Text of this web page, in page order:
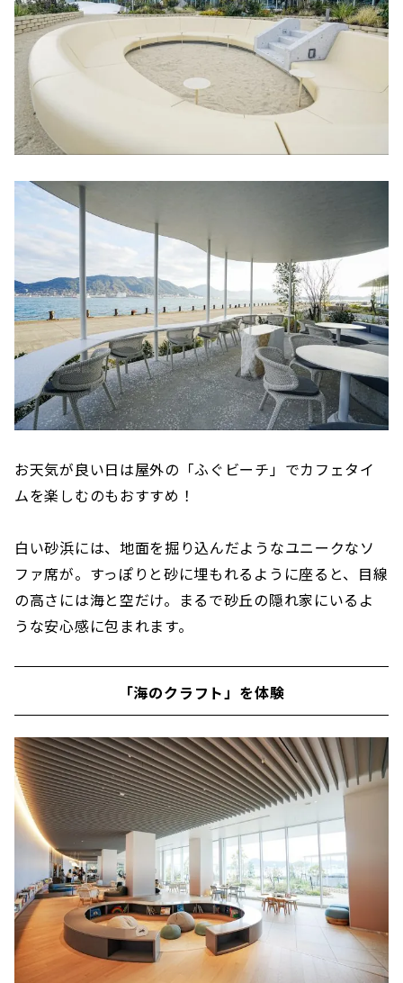
お天気が良い日は屋外の「ふぐビーチ」でカフェタイ
ムを楽しむのもおすすめ！
白い砂浜には、地面を掘り込んだようなユニークなソ
ファ席が。すっぽりと砂に埋もれるように座ると、目線
の高さには海と空だけ。まるで砂丘の隠れ家にいるよ
うな安心感に包まれます。
「海のクラフト」を体験